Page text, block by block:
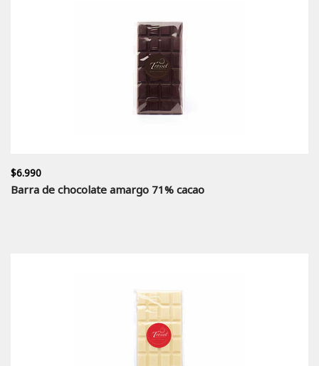
$6.990
Barra de chocolate amargo 71% cacao